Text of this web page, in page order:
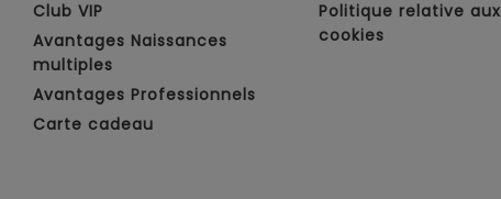
Club VIP
Avantages Naissances
multiples
Avantages Professionnels
Carte cadeau
Politique relative aux
cookies